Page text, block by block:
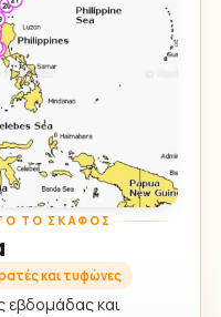
ΤΟ ΣΚΆΦΟΣ
και τυφώνες
εβδομάδας και